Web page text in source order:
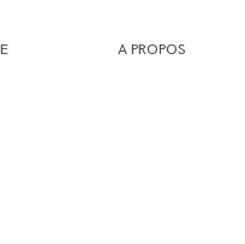
A PROPOS